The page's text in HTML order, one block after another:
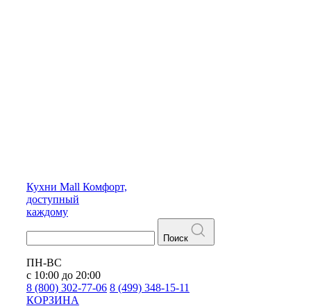
Кухни Mall Комфорт,
доступный
каждому
Поиск
ПН-ВС
с 10:00 до 20:00
8 (800) 302-77-06 8 (499) 348-15-11
КОРЗИНА